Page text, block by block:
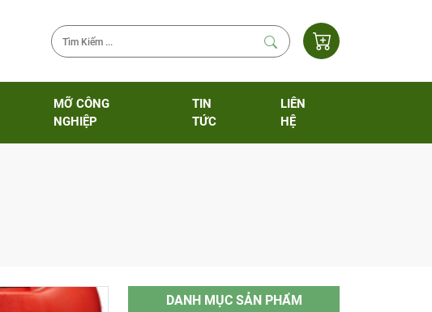
MỠ CÔNG
NGHIỆP
TIN
TỨC
LIÊN
HỆ
DANH MỤC SẢN PHẨM